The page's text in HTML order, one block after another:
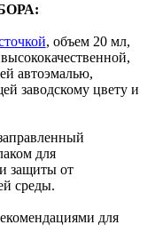
, объем 20 мл,
автоэмалью,
заводскому цвету и
для
защиты от
среды.
для